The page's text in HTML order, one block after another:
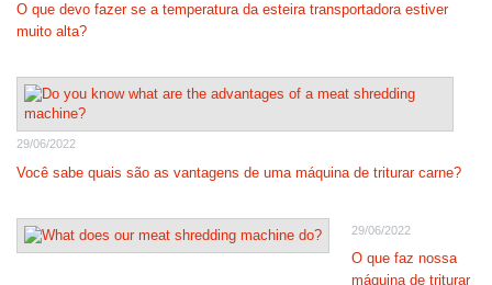
O que devo fazer se a temperatura da esteira transportadora estiver
muito alta?
29/06/2022
Você sabe quais são as vantagens de uma máquina de triturar carne?
29/06/2022
O que faz nossa
máquina de triturar